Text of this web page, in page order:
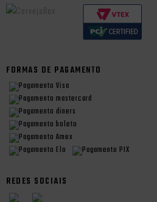
FORMAS DE PAGAMENTO
REDES SOCIAIS